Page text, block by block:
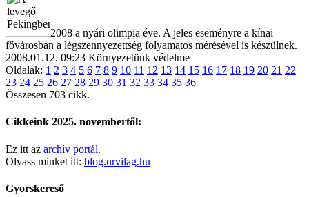
2008 a nyári olimpia éve. A jeles eseményre a kínai
fővárosban a légszennyezettség folyamatos mérésével is készülnek.
2008.01.12. 09:23 Környezetünk védelme
Oldalak: 1 2 3 4 5 6 7 8 9 10 11 12 13 14 15 16 17 18 19 20 21 22
23 24 25 26 27 28 29 30 31 32 33 34 35 36
Összesen 703 cikk.
Cikkeink 2025. novembertől:
Ez itt az archív portál.
Olvass minket itt: blog.urvilag.hu
Gyorskereső